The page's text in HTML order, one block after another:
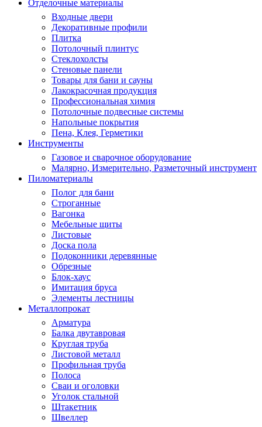
Отделочные материалы
Входные двери
Декоративные профили
Плитка
Потолочный плинтус
Стеклохолсты
Стеновые панели
Товары для бани и сауны
Лакокрасочная продукция
Профессиональная химия
Потолочные подвесные системы
Напольные покрытия
Пена, Клея, Герметики
Инструменты
Газовое и сварочное оборудование
Малярно, Измерительно, Разметочный инструмент
Пиломатериалы
Полог для бани
Строганные
Вагонка
Мебельные щиты
Листовые
Доска пола
Подоконники деревянные
Обрезные
Блок-хаус
Имитация бруса
Элементы лестницы
Металлопрокат
Арматура
Балка двутавровая
Круглая труба
Листовой металл
Профильная труба
Полоса
Сваи и оголовки
Уголок стальной
Штакетник
Швеллер